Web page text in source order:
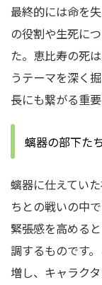
最終的には命を
の役割や生死に
た。恵比寿の死
うテーマを深く
長にも繋がる重
螭器の部下たち
螭器に仕えてい
ちとの戦いの中
緊張感を高める
調するものです
増し、キャラク